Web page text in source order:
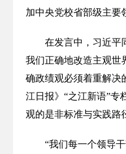
加中央党校省部级主要
在发言中，习近平
我们正确地改造主观世
确政绩观必须着重解决
江日报》“之江新语”专
观的是非标准与实践路
“我们每一个领导